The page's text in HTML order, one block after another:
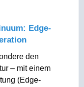
Edge-
den
– mit einem
(Edge-